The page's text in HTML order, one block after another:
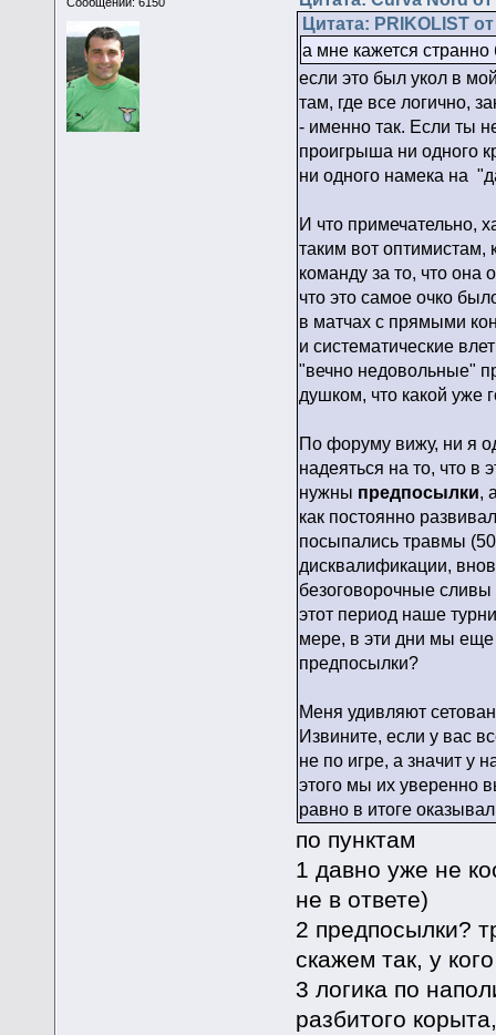
Цитата: PRIKOLIST
а мне кажется
если это был укол в
там, где все логично,
- именно так. Если ты
проигрыша ни одного
ни одного намека на
И что примечательно,
таким вот оптимистам,
команду за то, что она
что это самое очко
в матчах с прямыми
и систематические
"вечно недовольные"
душком, что какой уже
По форуму вижу, ни я
надеяться на то, что в
нужны предпосылки,
как постоянно
посыпались травмы
дисквалификации,
безоговорочные сливы
этот период наше
мере, в эти дни мы еще
предпосылки?
Меня удивляют
Извините, если у вас
не по игре, а значит у
этого мы их уверенно
равно в итоге
по пунктам
1 давно уже не
не в ответе)
2 предпосылки?
скажем так, у
3 логика по
разбитого